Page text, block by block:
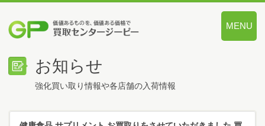
MENU
お知らせ
強化買い取り情報や各店舗の入荷情報